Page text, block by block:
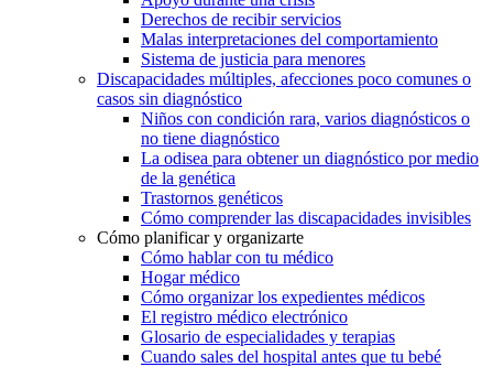
Derechos de recibir servicios
Malas interpretaciones del comportamiento
Sistema de justicia para menores
Discapacidades múltiples, afecciones poco comunes o
casos sin diagnóstico
Niños con condición rara, varios diagnósticos o
no tiene diagnóstico
La odisea para obtener un diagnóstico por medio
de la genética
Trastornos genéticos
Cómo comprender las discapacidades invisibles
Cómo planificar y organizarte
Cómo hablar con tu médico
Hogar médico
Cómo organizar los expedientes médicos
El registro médico electrónico
Glosario de especialidades y terapias
Cuando sales del hospital antes que tu bebé